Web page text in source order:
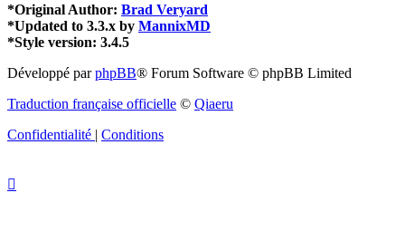
*Original Author: Brad Veryard
*Updated to 3.3.x by MannixMD
*Style version: 3.4.5
Développé parphpBB® Forum Software © phpBB Limited
Traduction française officielle © Qiaeru
Confidentialité | Conditions